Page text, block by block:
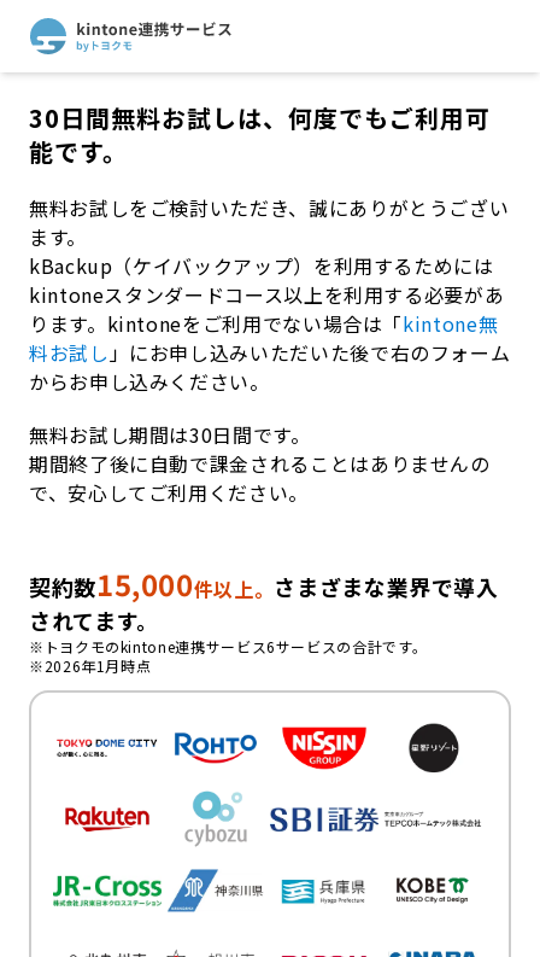
30日間無料お試しは、何度でもご利用可
能です。
無料お試しをご検討いただき、誠にありがとうござい
ます。
kBackup（ケイバックアップ） を利用するためには
kintoneスタンダードコース以上を利用する必要があ
ります。kintoneをご利用でない場合は「kintone無
料お試し」にお申し込みいただいた後で右のフォーム
からお申し込みください。
無料お試し期間は30日間です。
期間終了後に自動で課金されることはありませんの
で、安心してご利用ください。
契約数15,000件以上。 さまざまな業界で導入
されてます。
※トヨクモのkintone連携サービス6サービスの合計です。
※2026年1月時点